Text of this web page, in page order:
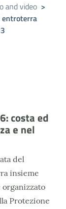
and video >
entroterra
costa ed
e nel
del
insieme
organizzato
Protezione